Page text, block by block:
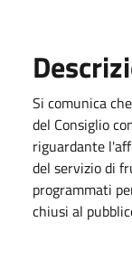
Si comunica
del Consiglio
riguardante
del servizio di
programmati
chiusi al